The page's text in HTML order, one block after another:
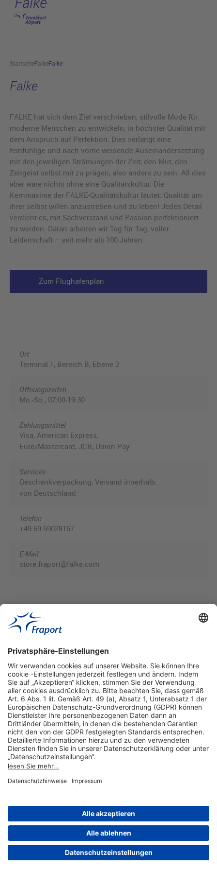
Hauptinhalt anspringen
StartseiteFalkeFalke
Falke
FALKE hat sich dem Ziel verschrieben, stilvolle Mode für
moderne Menschen zu entwickeln, in höchster Qualität mit
dem Anspruch auf Perfektion. Dies verlangt eine
feinfühlige und nach vorne weisende Auseinandersetzung
mit den jeweiligen Strömungen der Zeit, den Mut, den
Zeitgeist selbst mit zu prägen, also anders zu sein. All dies
aber wäre nichts ohne eine Qualitätskultur. Die
Kernmaxime der FALKE-Qualitätskultur lautet: Qualität um
ihrer selbst willen anzustreben und zu leben! Jedes Detail
verdient es, mit Sachverstand und Passion perfektioniert
zu werden. Daran arbeiten wir Tag für Tag, voller
Leidenschaft – seit mehr als 100 Jahren.
Zum Flughafenplan
Ort
Terminal 1, Bereich B, Ebene 2
Öffnungszeiten
Mo.-So., 07:00-19:30
Zahlungsmittel
Visa, American Express,
Euro/Mastercard, JCB, Union Pay
Services
Geschenkverpackung, Versand innerhalb
von Deutschland
Telefon
+49 69 69028167
E-Mail
store.fraport@falke.com
Hilfreiche Links
Online einkaufen & buchen
Über uns
© 2004-2026 Fraport AG - Frankfurt Airport Services Worldwide